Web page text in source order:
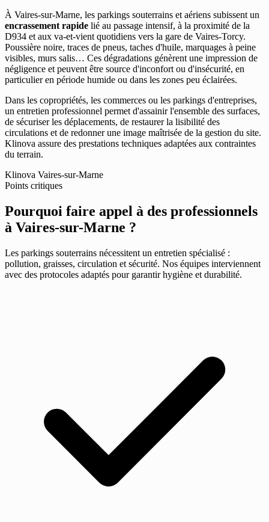
À Vaires-sur-Marne, les parkings souterrains et aériens subissent un
encrassement rapide lié au passage intensif, à la proximité de la
D934 et aux va-et-vient quotidiens vers la gare de Vaires-Torcy.
Poussière noire, traces de pneus, taches d'huile, marquages à peine
visibles, murs salis… Ces dégradations génèrent une impression de
négligence et peuvent être source d'inconfort ou d'insécurité, en
particulier en période humide ou dans les zones peu éclairées.
Dans les copropriétés, les commerces ou les parkings d'entreprises,
un entretien professionnel permet d'assainir l'ensemble des surfaces,
de sécuriser les déplacements, de restaurer la lisibilité des
circulations et de redonner une image maîtrisée de la gestion du site.
Klinova assure des prestations techniques adaptées aux contraintes
du terrain.
Klinova Vaires-sur-Marne
Points critiques
Pourquoi faire appel à des professionnels
à Vaires-sur-Marne ?
Les parkings souterrains nécessitent un entretien spécialisé :
pollution, graisses, circulation et sécurité. Nos équipes interviennent
avec des protocoles adaptés pour garantir hygiène et durabilité.